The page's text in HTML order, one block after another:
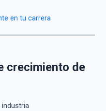
en tu carrera
crecimiento de